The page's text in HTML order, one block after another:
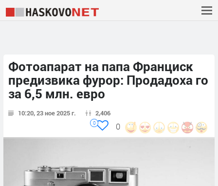
Фотоапарат на папа Франциск
предизвика фурор: Продадоха го
за 6,5 млн. евро
10:20, 23 ное 2025 г. 2,406
0
0